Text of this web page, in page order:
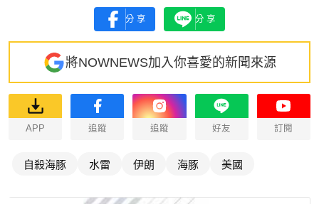
分享 分享
將NOWNEWS加入你喜愛的新聞來源
APP 追蹤 追蹤 好友 訂閱
自殺海豚 水雷 伊朗 海豚 美國